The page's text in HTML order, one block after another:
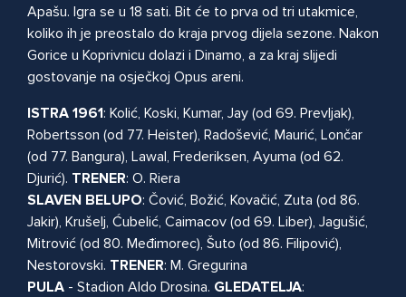
Apašu. Igra se u 18 sati. Bit će to prva od tri utakmice,
koliko ih je preostalo do kraja prvog dijela sezone. Nakon
Gorice u Koprivnicu dolazi i Dinamo, a za kraj slijedi
gostovanje na osječkoj Opus areni.
ISTRA 1961: Kolić, Koski, Kumar, Jay (od 69. Prevljak),
Robertsson (od 77. Heister), Radošević, Maurić, Lončar
(od 77. Bangura), Lawal, Frederiksen, Ayuma (od 62.
Djurić). TRENER: O. Riera
SLAVEN BELUPO: Čović, Božić, Kovačić, Zuta (od 86.
Jakir), Krušelj, Ćubelić, Caimacov (od 69. Liber), Jagušić,
Mitrović (od 80. Međimorec), Šuto (od 86. Filipović),
Nestorovski. TRENER: M. Gregurina
PULA - Stadion Aldo Drosina. GLEDATELJA: